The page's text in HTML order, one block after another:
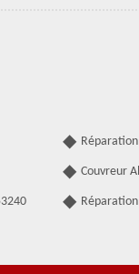
Couvreur